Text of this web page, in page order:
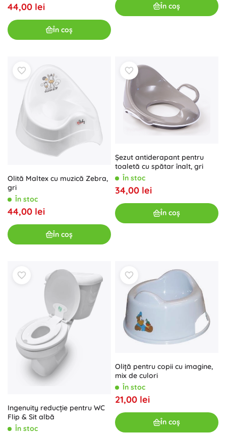
44,00 lei
În coș
În coș
Olită Maltex cu muzică Zebra,
gri
În stoc
44,00 lei
În coș
Șezut antiderapant pentru
toaletă cu spătar înalt, gri
În stoc
34,00 lei
În coș
Ingenuity reducție pentru WC
Flip & Sit albă
În stoc
Oliță pentru copii cu imagine,
mix de culori
În stoc
21,00 lei
În coș